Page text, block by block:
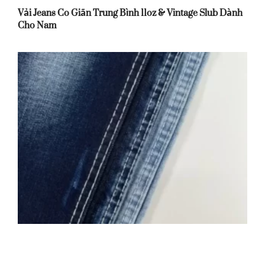
Vải Jeans Co Giãn Trung Bình 11oz & Vintage Slub Dành
Cho Nam